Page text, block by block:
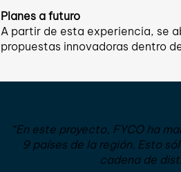
Planes a futuro
A partir de esta experiencia, se
propuestas innovadoras dentro
“En este proyecto, FYCO ha
9 países de la región. Esto
cadena de